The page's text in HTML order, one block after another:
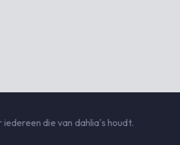
die van dahlia's houdt.